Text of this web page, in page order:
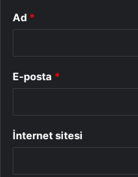
Ad *
E-posta *
İnternet sitesi